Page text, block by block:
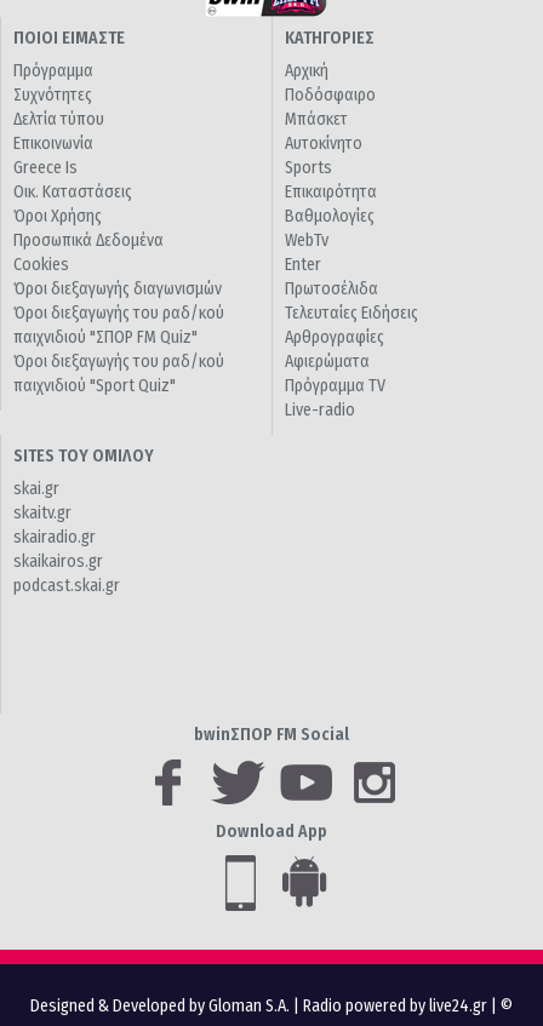
ΠΟΙΟΙ ΕΙΜΑΣΤΕ
Πρόγραμμα
Συχνότητες
Δελτία τύπου
Επικοινωνία
Greece Is
Οικ. Καταστάσεις
Όροι Χρήσης
Προσωπικά Δεδομένα
Cookies
Όροι διεξαγωγής διαγωνισμών
Όροι διεξαγωγής του ραδ/κού
παιχνιδιού "ΣΠΟΡ FM Quiz"
Όροι διεξαγωγής του ραδ/κού
παιχνιδιού "Sport Quiz"
ΚΑΤΗΓΟΡΙΕΣ
Αρχική
Ποδόσφαιρο
Μπάσκετ
Αυτοκίνητο
Sports
Επικαιρότητα
Βαθμολογίες
WebTv
Enter
Πρωτοσέλιδα
Τελευταίες Ειδήσεις
Αρθρογραφίες
Αφιερώματα
Πρόγραμμα TV
Live-radio
SITES ΤΟΥ ΟΜΙΛΟΥ
skai.gr
skaitv.gr
skairadio.gr
skaikairos.gr
podcast.skai.gr
bwinΣΠΟΡ FM Social
Download App
Designed & Developed by Gloman S.A. Radio powered by live24.gr | ©